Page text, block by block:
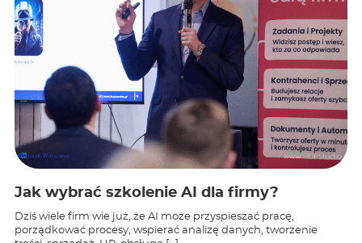
Jak wybrać szkolenie AI dla firmy?
Dziś wiele firm wie już, że AI może przyspieszać pracę,
porządkować procesy, wspierać analizę danych, tworzenie